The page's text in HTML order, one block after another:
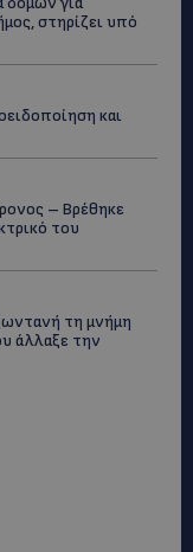
στηρίζει υπό
και
– Βρέθηκε
του
τη μνήμη
άλλαξε την